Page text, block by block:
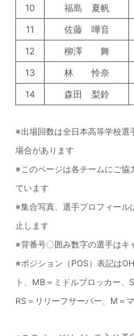
10
福島 夏帆
11
佐藤 嘩音
12
柳澤 舞
13
林 怜奈
14
森田 梨鈴
※出場回数は全日本高等学校選
場合があります
※このページは各チームにご協
ています
※集合写真、選手プロフィール
止します
※背番号〇囲み数字の選手はキ
※ポジション（POS）表記は
ト、MB＝ミドルブロッカー、
RS＝リリーフサーバー、M＝